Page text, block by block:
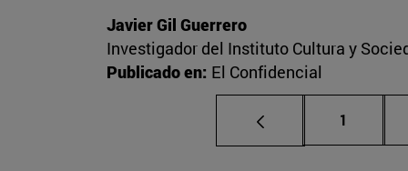
Javier Gil Guerrero
Investigador del Instituto Cultura y
Publicado en: El Confidencial
Página
1